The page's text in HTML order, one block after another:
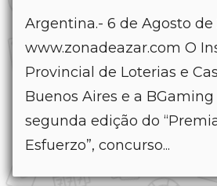
Argentina.- 6 de Agosto de
www.zonadeazar.com O
Provincial de Loterias e
Buenos Aires e a
segunda edição do
Esfuerzo”, concurso...